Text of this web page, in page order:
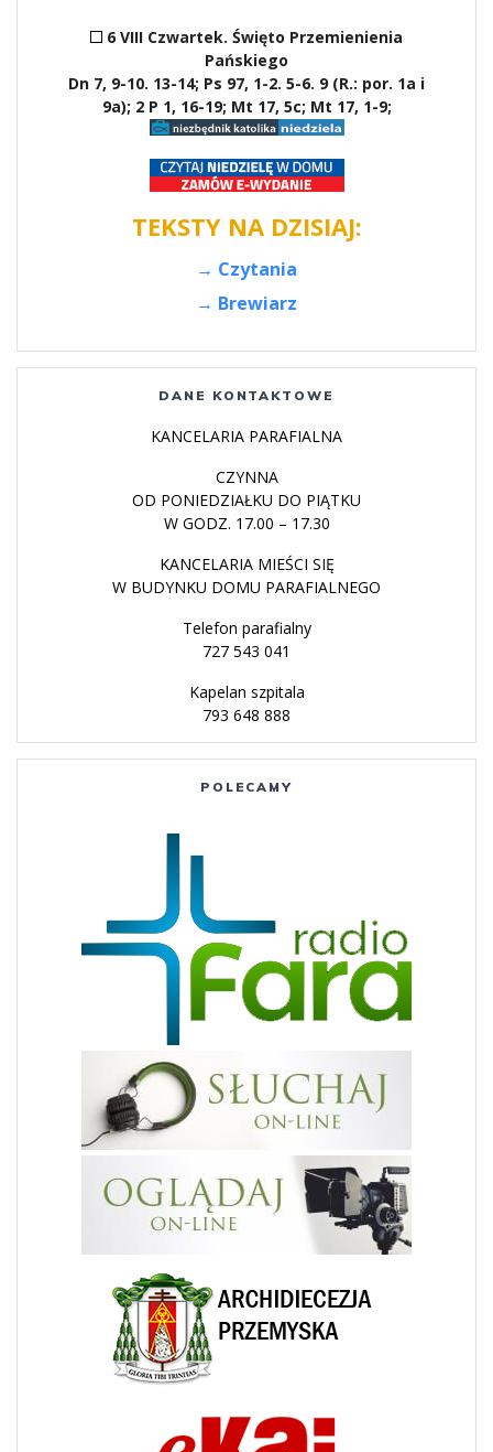
6 VIII Czwartek. Święto Przemienienia
Pańskiego
Dn 7, 9-10. 13-14; Ps 97, 1-2. 5-6. 9 (R.: por. 1a i
9a); 2 P 1, 16-19; Mt 17, 5c; Mt 17, 1-9;
TEKSTY NA DZISIAJ:
→ Czytania
→ Brewiarz
DANE KONTAKTOWE
KANCELARIA PARAFIALNA
CZYNNA
OD PONIEDZIAŁKU DO PIĄTKU
W GODZ. 17.00 – 17.30
KANCELARIA MIEŚCI SIĘ
W BUDYNKU DOMU PARAFIALNEGO
Telefon parafialny
727 543 041
Kapelan szpitala
793 648 888
POLECAMY